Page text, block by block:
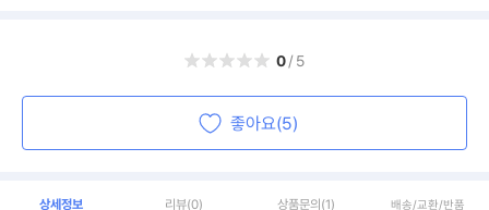
0/5
좋아요(5)
상세정보 리뷰(0) 상품문의 (1) 배송/교환/반품